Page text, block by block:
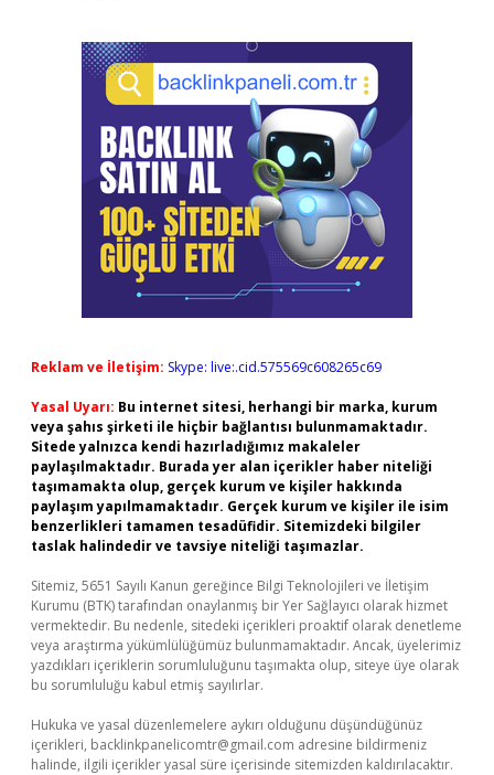
Reklam ve İletişim: Skype: live:.cid.575569c608265c69
Yasal Uyarı: Bu internet sitesi, herhangi bir marka, kurum
veya şahıs şirketi ile hiçbir bağlantısı bulunmamaktadır.
Sitede yalnızca kendi hazırladığımız makaleler
paylaşılmaktadır. Burada yer alan içerikler haber niteliği
taşımamakta olup, gerçek kurum ve kişiler hakkında
paylaşım yapılmamaktadır. Gerçek kurum ve kişiler ile isim
benzerlikleri tamamen tesadüfidir. Sitemizdeki bilgiler
taslak halindedir ve tavsiye niteliği taşımazlar.
Sitemiz, 5651 Sayılı Kanun gereğince Bilgi Teknolojileri ve İletişim
Kurumu (BTK) tarafından onaylanmış bir Yer Sağlayıcı olarak hizmet
vermektedir. Bu nedenle, sitedeki içerikleri proaktif olarak denetleme
veya araştırma yükümlülüğümüz bulunmamaktadır. Ancak, üyelerimiz
yazdıkları içeriklerin sorumluluğunu taşımakta olup, siteye üye olarak
bu sorumluluğu kabul etmiş sayılırlar.
Hukuka ve yasal düzenlemelere aykırı olduğunu düşündüğünüz
içerikleri, backlinkpanelicomtr@gmail.com adresine bildirmeniz
halinde, ilgili içerikler yasal süre içerisinde sitemizden kaldırılacaktır.